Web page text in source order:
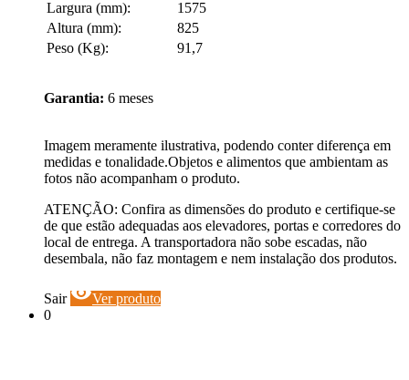
Largura (mm):
1575
Altura (mm):
825
Peso (Kg):
91,7
Garantia: 6 meses
Imagem meramente ilustrativa, podendo conter diferença em
medidas e tonalidade.Objetos e alimentos que ambientam as
fotos não acompanham o produto.
ATENÇÃO: Confira as dimensões do produto e certifique-se
de que estão adequadas aos elevadores, portas e corredores do
local de entrega. A transportadora não sobe escadas, não
desembala, não faz montagem e nem instalação dos produtos.
Sair visibilityVer produto
0